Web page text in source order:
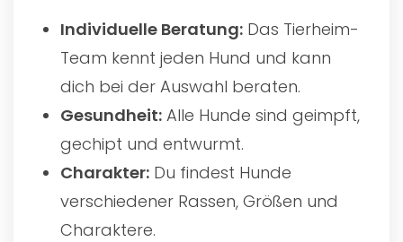
Individuelle Beratung: Das Tierheim-
Team kennt jeden Hund und kann
dich bei der Auswahl beraten.
Gesundheit: Alle Hunde sind geimpft,
gechipt und entwurmt.
Charakter: Du findest Hunde
verschiedener Rassen, Größen und
Charaktere.